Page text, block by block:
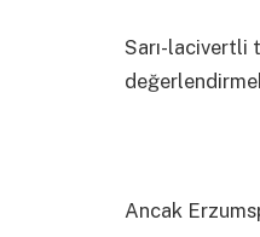
Sarı-lacivertli
Ancak